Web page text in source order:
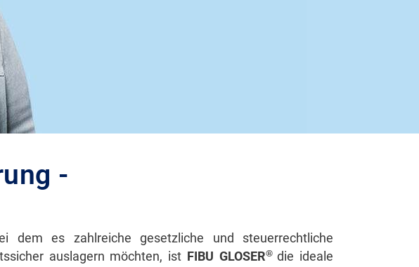
-
dem es zahlreiche gesetzliche und steuerrechtliche
auslagern möchten, ist FIBU GLOSER® die ideale